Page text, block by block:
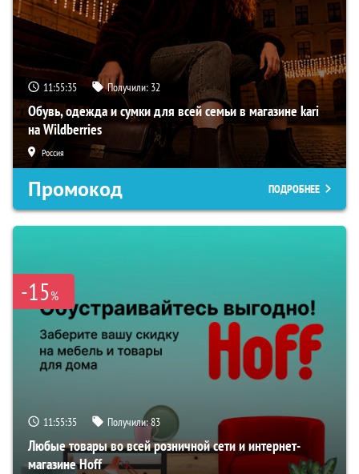
11:55:34 Получили: 32
Обувь, одежда и сумки для всей семьи в магазине kari
на Wildberries
Россия
Промокод ПОДРОБНЕЕ
-15%
11:55:34 Получили:83
Любые товары во всей розничной сети и интернет-
магазине Hoff